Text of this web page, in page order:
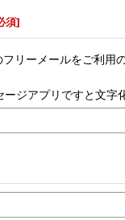
須]
リーメールをご利用
ジアプリですと文字